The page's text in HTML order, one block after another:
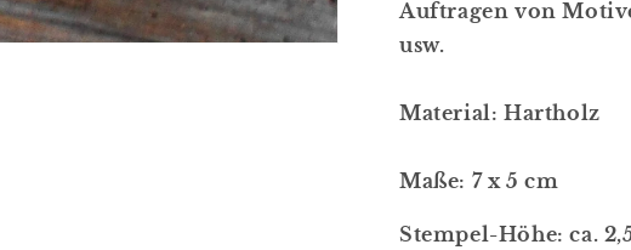
Auftragen von
usw.
Material: Hartholz
Maße: 7 x 5 cm
Stempel-Höhe: ca.